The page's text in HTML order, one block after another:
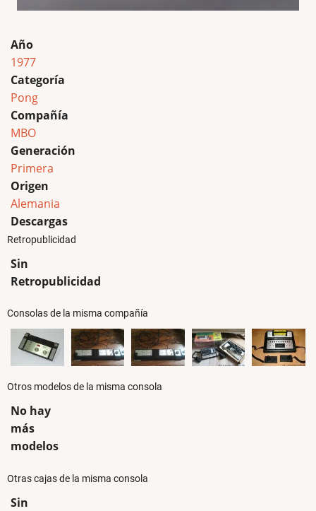
Año
1977
Categoría
Pong
Compañía
MBO
Generación
Primera
Origen
Alemania
Descargas
Retropublicidad
Sin
Retropublicidad
Consolas de la misma compañía
Otros modelos de la misma consola
No hay
más
modelos
Otras cajas de la misma consola
Sin